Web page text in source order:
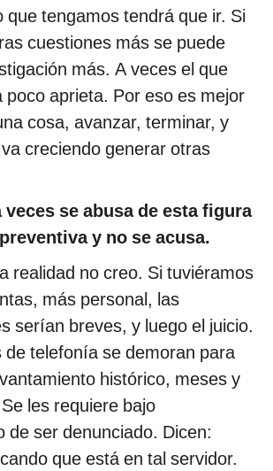
que tengamos tendrá que ir. Si
cuestiones más se puede
más. A veces el que
poco aprieta. Por eso es mejor
cosa, avanzar, terminar, y
creciendo generar otras
veces se abusa de esta figura
y no se acusa.
realidad no creo. Si tuviéramos
más personal, las
serían breves, y luego el juicio.
de telefonía se demoran para
histórico, meses y
les requiere bajo
de ser denunciado. Dicen:
que está en tal servidor.